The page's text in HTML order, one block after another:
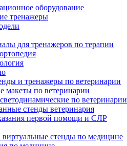
оборудование
тренажеры
для тренажеров по терапии
и тренажеры по ветеринарии
макеты по ветеринарии
по ветеринарии
стенды ветеринария
первой помощи и СЛР
стенды по медицине